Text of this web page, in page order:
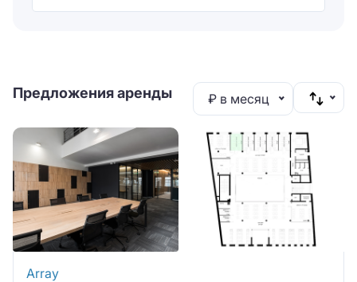
Предложения аренды ₽ в месяц
Array